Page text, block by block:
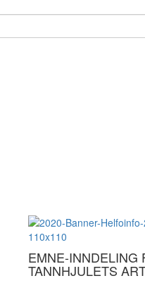
EMNE-INNDELING
TANNHJULETS